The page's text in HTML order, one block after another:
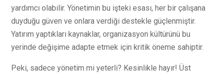
yardımcı olabilir. Yönetimin bu işteki esası, her bir çalışana
duyduğu güven ve onlara verdiği destekle güçlenmiştir.
Yatırım yaptıkları kaynaklar, organizasyon kültürünü bu
yerinde değişime adapte etmek için kritik öneme sahiptir.
Peki, sadece yönetim mi yeterli? Kesinlikle hayır! Üst